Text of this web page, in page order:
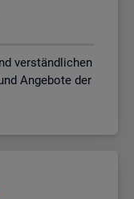
verständlichen
Angebote der